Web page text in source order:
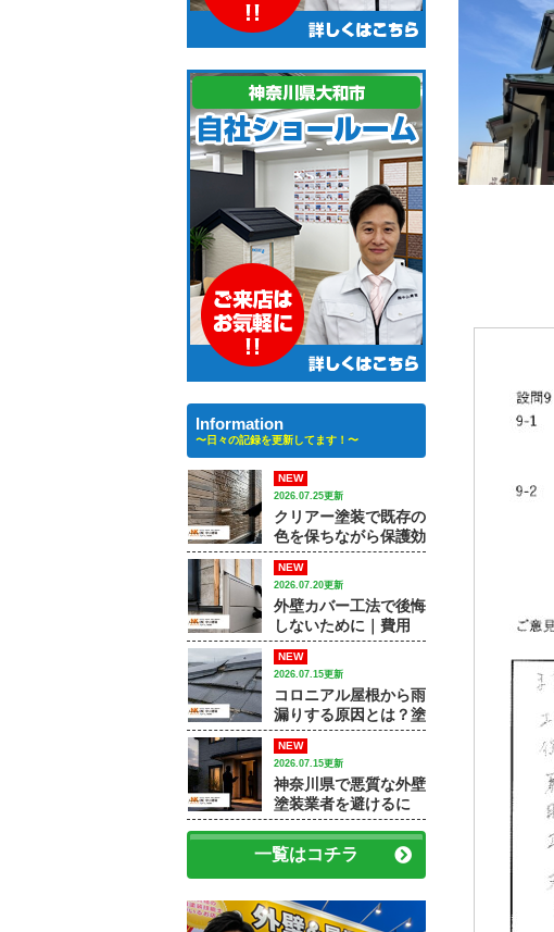
Information
〜日々の記録を更新してます！〜
NEW
2026.07.25更新
クリアー塗装で既存の
色を保ちながら保護効
果を高める方法｜【大
和市で外壁塗装・屋根
塗装をするなら中山建
装】
NEW
2026.07.20更新
外壁カバー工法で後悔
しないために｜費用
差・施工例・塗装との
違いを専門店が解説
NEW
2026.07.15更新
コロニアル屋根から雨
漏りする原因とは？塗
装で済むケースと屋根
修理が必要なケース
NEW
2026.07.15更新
神奈川県で悪質な外壁
塗装業者を避けるに
は？訪問販売・見積
書・保証で確認すべき
ポイント
一覧はコチラ